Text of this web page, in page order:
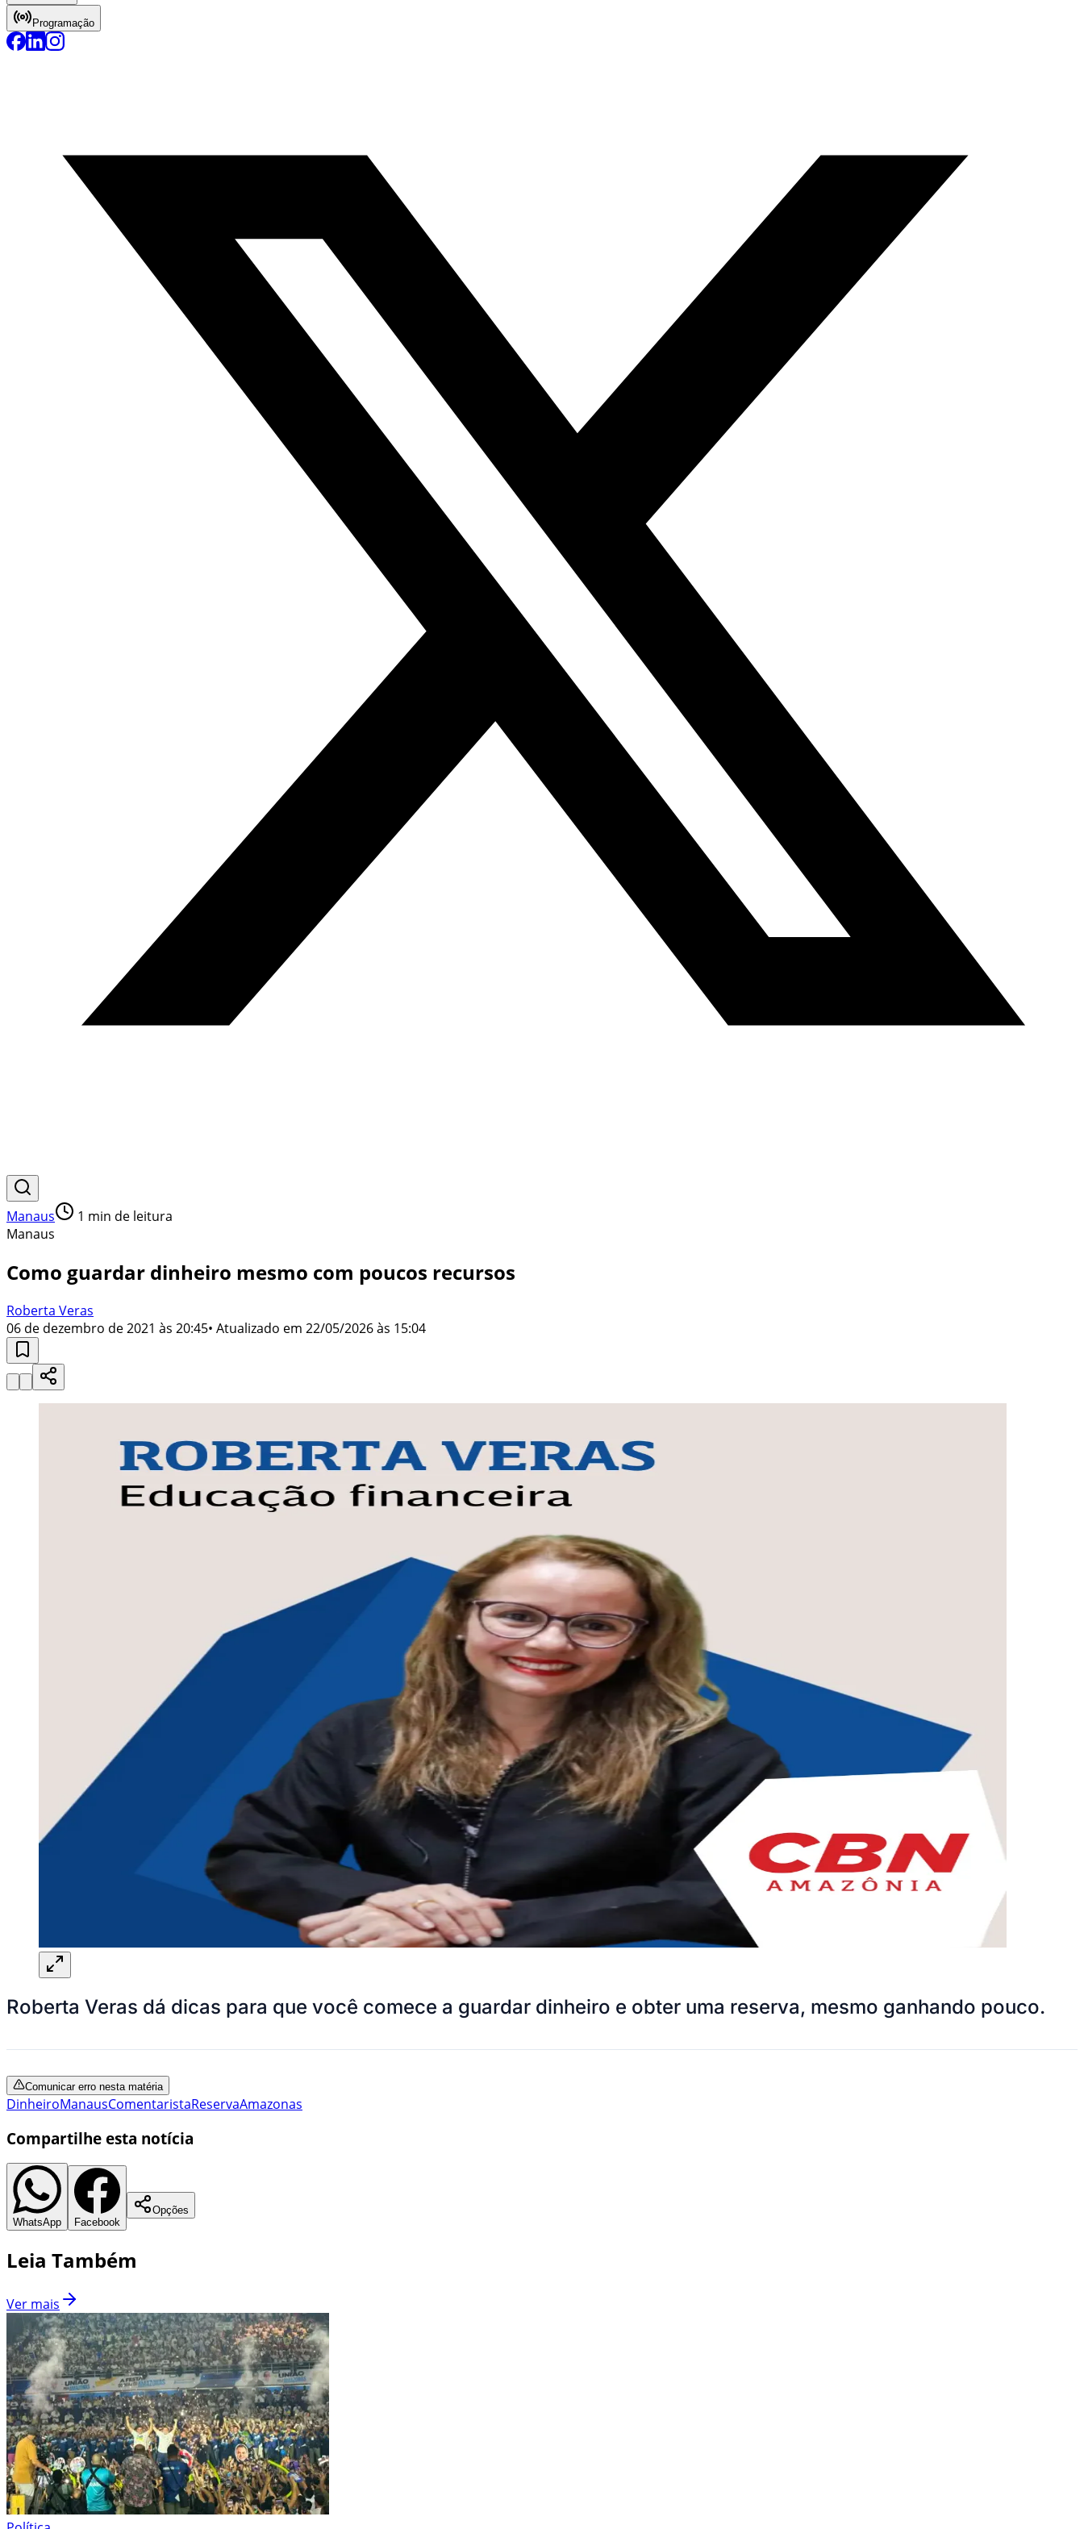
Programação
Manaus 1 min de leitura
Manaus
Como guardar dinheiro mesmo com poucos recursos
Roberta Veras
06 de dezembro de 2021 às 20:45• Atualizado em 22/05/2026 às 15:04
Roberta Veras dá dicas para que você comece a guardar dinheiro e obter uma reserva, mesmo ganhando pouco.
Comunicar erro nesta matéria
DinheiroManausComentaristaReservaAmazonas
Compartilhe esta notícia
WhatsApp Facebook
Opções
Leia Também
Ver mais